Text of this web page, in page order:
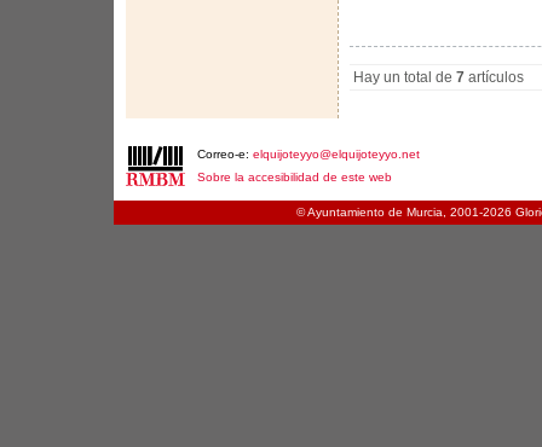
Hay un total de 7 artículos
Correo-e: elquijoteyyo@elquijoteyyo.net
Sobre la accesibilidad de este web
© Ayuntamiento de Murcia, 2001-2026